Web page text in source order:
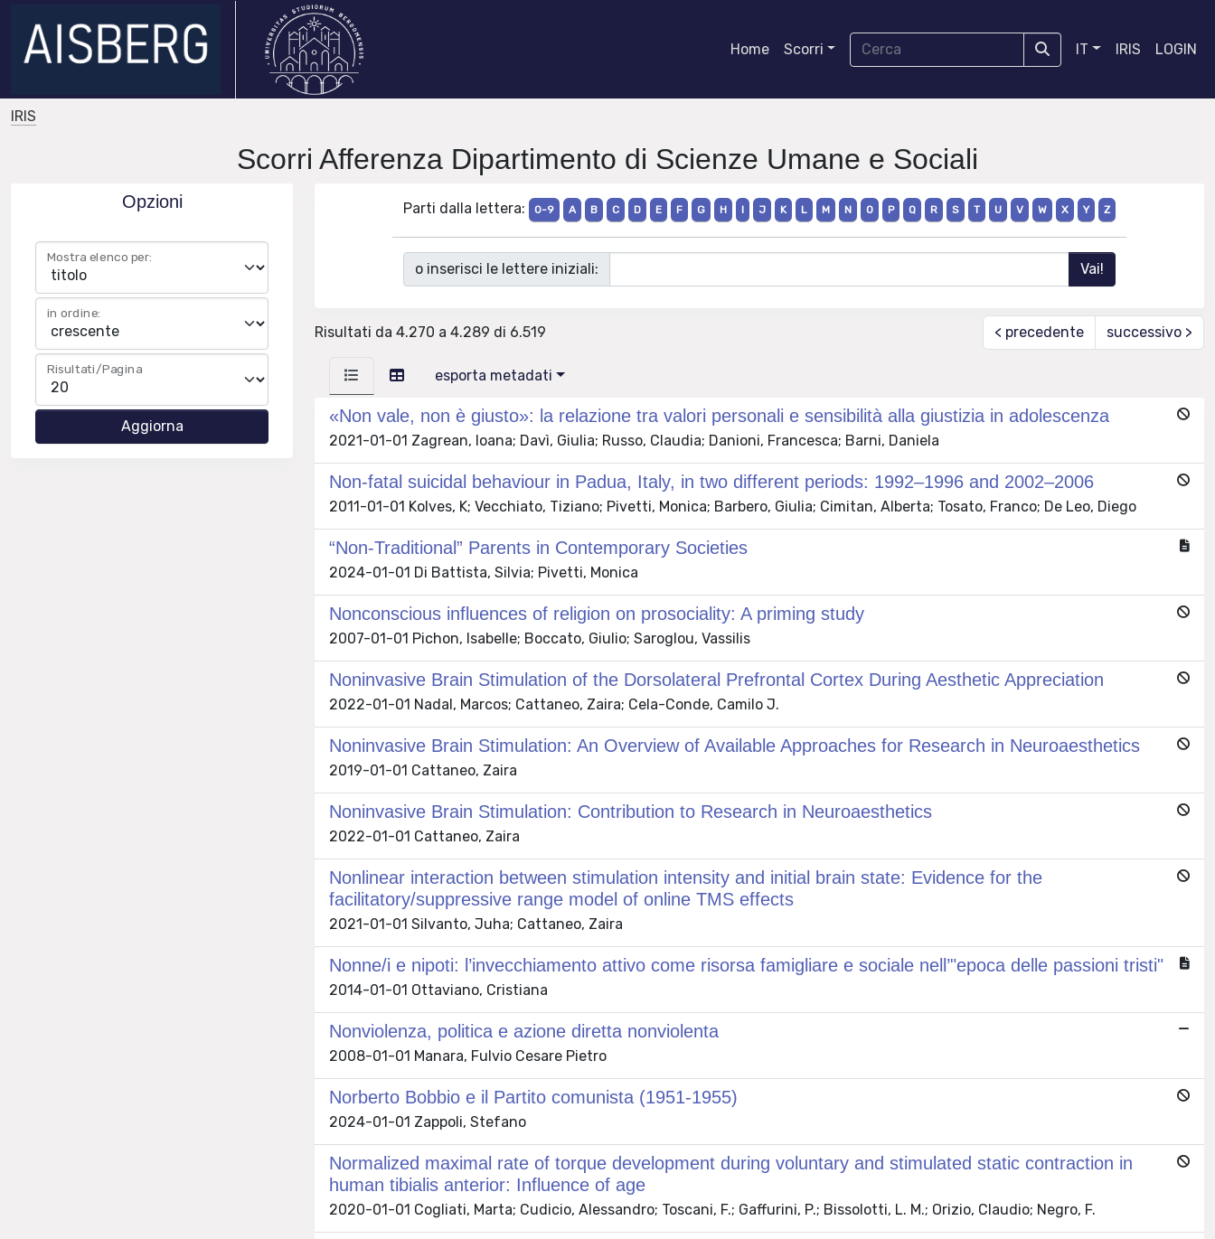
Home Scorri IT IRIS LOGIN
IRIS
Scorri Afferenza Dipartimento di Scienze Umane e Sociali
Opzioni
Mostra elenco per:
in ordine:
Risultati/Pagina
Parti dalla lettera: 0-9 A B C D E F G H I J K L M N O P Q R S T U V W X Y Z
o inserisci le lettere iniziali:
Risultati da 4.270 a 4.289 di 6.519 < precedente successivo >
esporta metadati
«Non vale, non è giusto»: la relazione tra valori personali e sensibilità alla giustizia in adolescenza
2021-01-01 Zagrean, Ioana; Davì, Giulia; Russo, Claudia; Danioni, Francesca; Barni, Daniela
Non-fatal suicidal behaviour in Padua, Italy, in two different periods: 1992–1996 and 2002–2006
2011-01-01 Kolves, K; Vecchiato, Tiziano; Pivetti, Monica; Barbero, Giulia; Cimitan, Alberta; Tosato, Franco; De Leo, Diego
“Non-Traditional” Parents in Contemporary Societies
2024-01-01 Di Battista, Silvia; Pivetti, Monica
Nonconscious influences of religion on prosociality: A priming study
2007-01-01 Pichon, Isabelle; Boccato, Giulio; Saroglou, Vassilis
Noninvasive Brain Stimulation of the Dorsolateral Prefrontal Cortex During Aesthetic Appreciation
2022-01-01 Nadal, Marcos; Cattaneo, Zaira; Cela-Conde, Camilo J.
Noninvasive Brain Stimulation: An Overview of Available Approaches for Research in Neuroaesthetics
2019-01-01 Cattaneo, Zaira
Noninvasive Brain Stimulation: Contribution to Research in Neuroaesthetics
2022-01-01 Cattaneo, Zaira
Nonlinear interaction between stimulation intensity and initial brain state: Evidence for the
facilitatory/suppressive range model of online TMS effects
2021-01-01 Silvanto, Juha; Cattaneo, Zaira
Nonne/i e nipoti: l’invecchiamento attivo come risorsa famigliare e sociale nell’"epoca delle passioni tristi"
2014-01-01 Ottaviano, Cristiana
Nonviolenza, politica e azione diretta nonviolenta
2008-01-01 Manara, Fulvio Cesare Pietro
Norberto Bobbio e il Partito comunista (1951-1955)
2024-01-01 Zappoli, Stefano
Normalized maximal rate of torque development during voluntary and stimulated static contraction in
human tibialis anterior: Influence of age
2020-01-01 Cogliati, Marta; Cudicio, Alessandro; Toscani, F.; Gaffurini, P.; Bissolotti, L. M.; Orizio, Claudio; Negro, F.